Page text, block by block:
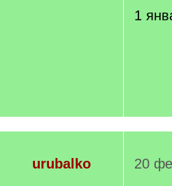
1
urubalko
20